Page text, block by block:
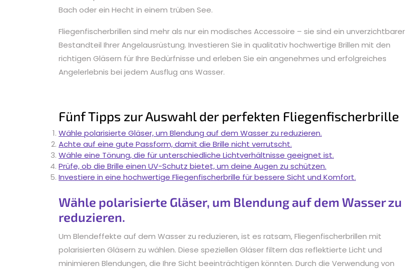
Bach oder ein Hecht in einem trüben See.
Fliegenfischerbrillen sind mehr als nur ein modisches Accessoire – sie sind ein unverzichtbarer
Bestandteil Ihrer Angelausrüstung. Investieren Sie in qualitativ hochwertige Brillen mit den
richtigen Gläsern für Ihre Bedürfnisse und erleben Sie ein angenehmes und erfolgreiches
Angelerlebnis bei jedem Ausflug ans Wasser.
Fünf Tipps zur Auswahl der perfekten Fliegenfischerbrille
Wähle polarisierte Gläser, um Blendung auf dem Wasser zu reduzieren.
Achte auf eine gute Passform, damit die Brille nicht verrutscht.
Wähle eine Tönung, die für unterschiedliche Lichtverhältnisse geeignet ist.
Prüfe, ob die Brille einen UV-Schutz bietet, um deine Augen zu schützen.
Investiere in eine hochwertige Fliegenfischerbrille für bessere Sicht und Komfort.
Wähle polarisierte Gläser, um Blendung auf dem Wasser zu
reduzieren.
Um Blendeffekte auf dem Wasser zu reduzieren, ist es ratsam, Fliegenfischerbrillen mit
polarisierten Gläsern zu wählen. Diese speziellen Gläser filtern das reflektierte Licht und
minimieren Blendungen, die Ihre Sicht beeinträchtigen könnten. Durch die Verwendung von